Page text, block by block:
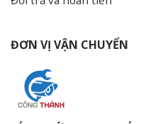
ĐƠN VỊ VẬN CHUYỂN